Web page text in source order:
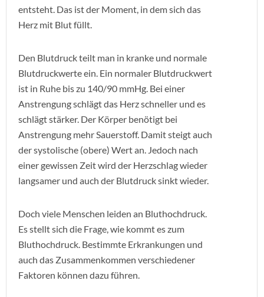
entsteht. Das ist der Moment, in dem sich das
Herz mit Blut füllt.
Den Blutdruck teilt man in kranke und normale
Blutdruckwerte ein. Ein normaler Blutdruckwert
ist in Ruhe bis zu 140/90 mmHg. Bei einer
Anstrengung schlägt das Herz schneller und es
schlägt stärker. Der Körper benötigt bei
Anstrengung mehr Sauerstoff. Damit steigt auch
der systolische (obere) Wert an. Jedoch nach
einer gewissen Zeit wird der Herzschlag wieder
langsamer und auch der Blutdruck sinkt wieder.
Doch viele Menschen leiden an Bluthochdruck.
Es stellt sich die Frage, wie kommt es zum
Bluthochdruck. Bestimmte Erkrankungen und
auch das Zusammenkommen verschiedener
Faktoren können dazu führen.